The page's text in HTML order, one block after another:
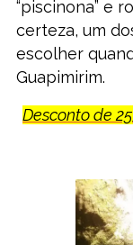
“piscinona” e
certeza, um
escolher
Guapimirim.
Desconto de